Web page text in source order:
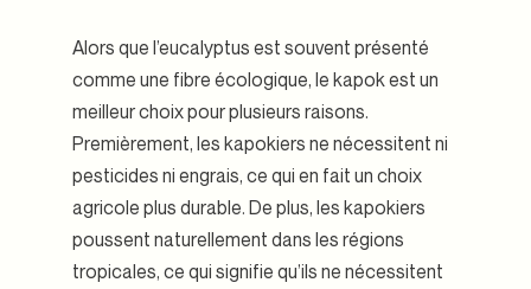
Alors que l’eucalyptus est souvent présenté
comme une fibre écologique, le kapok est un
meilleur choix pour plusieurs raisons.
Premièrement, les kapokiers ne nécessitent ni
pesticides ni engrais, ce qui en fait un choix
agricole plus durable. De plus, les kapokiers
poussent naturellement dans les régions
tropicales, ce qui signifie qu’ils ne nécessitent